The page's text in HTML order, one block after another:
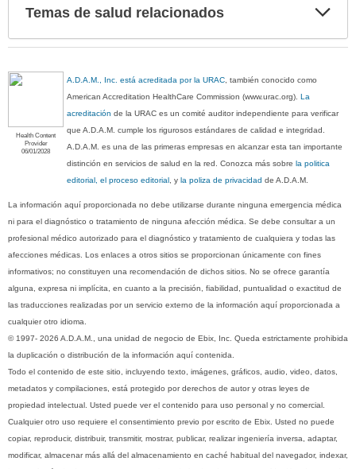
Temas de salud relacionados
Health Content
Provider
06/01/2028
A.D.A.M., Inc. está acreditada por la URAC, también conocido como
American Accreditation HealthCare Commission (www.urac.org).La
acreditación de la URAC es un comité auditor independiente para verificar
que A.D.A.M. cumple los rigurosos estándares de calidad e integridad.
A.D.A.M. es una de las primeras empresas en alcanzar esta tan importante
distinción en servicios de salud en la red. Conozca más sobrela politica
editorial, el proceso editorial, yla poliza de privacidad de A.D.A.M.
La información aquí proporcionada no debe utilizarse durante ninguna emergencia médica
ni para el diagnóstico o tratamiento de ninguna afección médica. Se debe consultar a un
profesional médico autorizado para el diagnóstico y tratamiento de cualquiera y todas las
afecciones médicas. Los enlaces a otros sitios se proporcionan únicamente con fines
informativos; no constituyen una recomendación de dichos sitios. No se ofrece garantía
alguna, expresa ni implícita, en cuanto a la precisión, fiabilidad, puntualidad o exactitud de
las traducciones realizadas por un servicio externo de la información aquí proporcionada a
cualquier otro idioma.
© 1997- 2026 A.D.A.M., una unidad de negocio de Ebix, Inc. Queda estrictamente prohibida
la duplicación o distribución de la información aquí contenida.
Todo el contenido de este sitio, incluyendo texto, imágenes, gráficos, audio, video, datos,
metadatos y compilaciones, está protegido por derechos de autor y otras leyes de
propiedad intelectual. Usted puede ver el contenido para uso personal y no comercial.
Cualquier otro uso requiere el consentimiento previo por escrito de Ebix. Usted no puede
copiar, reproducir, distribuir, transmitir, mostrar, publicar, realizar ingeniería inversa, adaptar,
modificar, almacenar más allá del almacenamiento en caché habitual del navegador, indexar,